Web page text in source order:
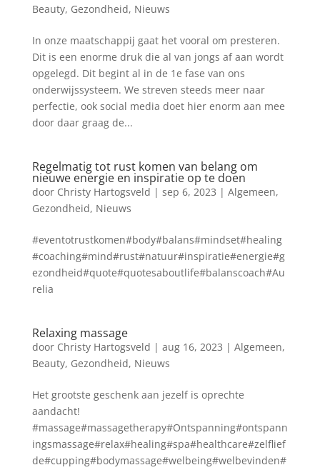
Beauty, Gezondheid, Nieuws
In onze maatschappij gaat het vooral om presteren.
Dit is een enorme druk die al van jongs af aan wordt
opgelegd. Dit begint al in de 1e fase van ons
onderwijssysteem. We streven steeds meer naar
perfectie, ook social media doet hier enorm aan mee
door daar graag de...
Regelmatig tot rust komen van belang om
nieuwe energie en inspiratie op te doen
door Christy Hartogsveld | sep 6, 2023 | Algemeen,
Gezondheid, Nieuws
#eventotrustkomen#body#balans#mindset#healing
#coaching#mind#rust#natuur#inspiratie#energie#g
ezondheid#quote#quotesaboutlife#balanscoach#Au
relia
Relaxing massage
door Christy Hartogsveld | aug 16, 2023 | Algemeen,
Beauty, Gezondheid, Nieuws
Het grootste geschenk aan jezelf is oprechte
aandacht!
#massage#massagetherapy#Ontspanning#ontspann
ingsmassage#relax#healing#spa#healthcare#zelflief
de#cupping#bodymassage#welbeing#welbevinden#